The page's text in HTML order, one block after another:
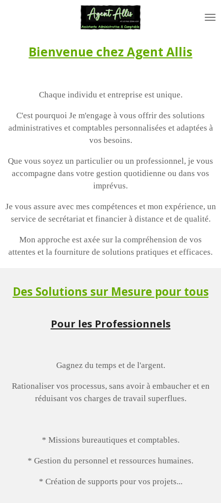
principalBienvenue chez Agent Allis
Chaque individu et entreprise est unique.
C'est pourquoi Je m'engage à vous offrir des solutions
administratives et comptables personnalisées et adaptées à
vos besoins.
Que vous soyez un particulier ou un professionnel, je vous
accompagne dans votre gestion quotidienne ou dans vos
imprévus.
Je vous assure avec mes compétences et mon expérience, un
service de secrétariat et financier à distance et de qualité.
Mon approche est axée sur la compréhension de vos
attentes et la fourniture de solutions pratiques et efficaces.
Des Solutions sur Mesure pour tous
Pour les Professionnels
Gagnez du temps et de l'argent.
Rationaliser vos processus, sans avoir à embaucher et en
réduisant vos charges de travail superflues.
* Missions bureautiques et comptables.
* Gestion du personnel et ressources humaines.
* Création de supports pour vos projets...